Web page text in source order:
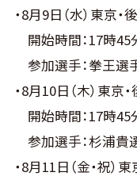
・8月9日（水）東京
開始時間：17時45
参加選手：拳王選
・8月10日（木）東京
開始時間：17時45
参加選手：杉浦貴
・8月11日（金・祝）